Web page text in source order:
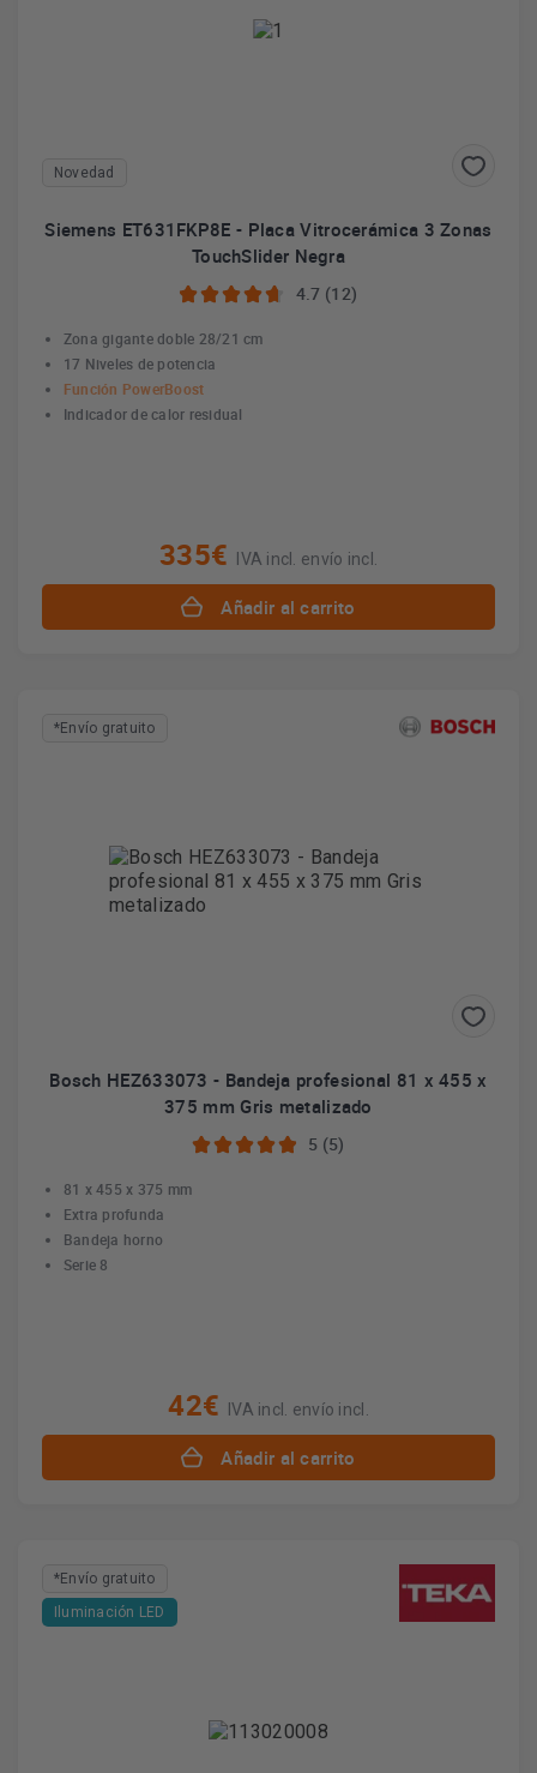
Novedad
Siemens ET631FKP8E - Placa Vitrocerámica 3 Zonas
TouchSlider Negra
4.7 (12)
Zona gigante doble 28/21 cm
17 Niveles de potencia
Función PowerBoost
Indicador de calor residual
335€ IVA incl. envío incl.
Añadir al carrito
*Envío gratuito
Bosch HEZ633073 - Bandeja profesional 81 x 455 x
375 mm Gris metalizado
5 (5)
81 x 455 x 375 mm
Extra profunda
Bandeja horno
Serie 8
42€ IVA incl. envío incl.
Añadir al carrito
*Envío gratuito
Iluminación LED